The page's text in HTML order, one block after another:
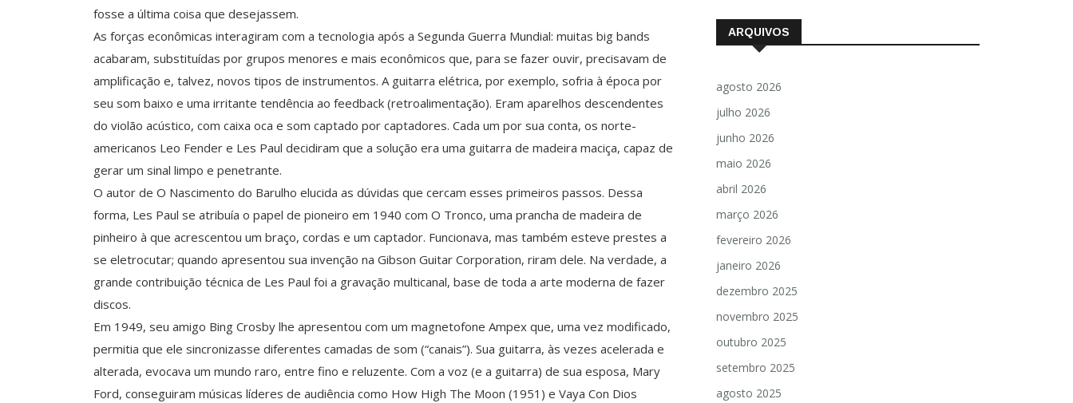
fosse a última coisa que desejassem.
As forças econômicas interagiram com a tecnologia após a Segunda Guerra Mundial: muitas big bands
acabaram, substituídas por grupos menores e mais econômicos que, para se fazer ouvir, precisavam de
amplificação e, talvez, novos tipos de instrumentos. A guitarra elétrica, por exemplo, sofria à época por
seu som baixo e uma irritante tendência ao feedback (retroalimentação). Eram aparelhos descendentes
do violão acústico, com caixa oca e som captado por captadores. Cada um por sua conta, os norte-
americanos Leo Fender e Les Paul decidiram que a solução era uma guitarra de madeira maciça, capaz de
gerar um sinal limpo e penetrante.
O autor de O Nascimento do Barulho elucida as dúvidas que cercam esses primeiros passos. Dessa
forma, Les Paul se atribuía o papel de pioneiro em 1940 com O Tronco, uma prancha de madeira de
pinheiro à que acrescentou um braço, cordas e um captador. Funcionava, mas também esteve prestes a
se eletrocutar; quando apresentou sua invenção na Gibson Guitar Corporation, riram dele. Na verdade, a
grande contribuição técnica de Les Paul foi a gravação multicanal, base de toda a arte moderna de fazer
discos.
Em 1949, seu amigo Bing Crosby lhe apresentou com um magnetofone Ampex que, uma vez modificado,
permitia que ele sincronizasse diferentes camadas de som (“canais”). Sua guitarra, às vezes acelerada e
alterada, evocava um mundo raro, entre fino e reluzente. Com a voz (e a guitarra) de sua esposa, Mary
Ford, conseguiram músicas líderes de audiência como How High The Moon (1951) e Vaya Con Dios
ARQUIVOS
agosto 2026
julho 2026
junho 2026
maio 2026
abril 2026
março 2026
fevereiro 2026
janeiro 2026
dezembro 2025
novembro 2025
outubro 2025
setembro 2025
agosto 2025